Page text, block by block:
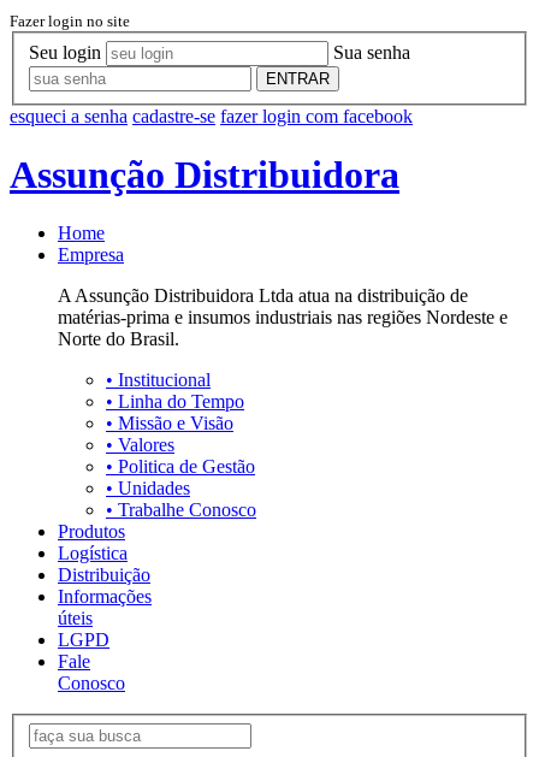
Fazer login no site
Seu login Sua senha
ENTRAR
esqueci a senha cadastre-se fazer login com facebook
Assunção Distribuidora
Home
Empresa
A Assunção Distribuidora Ltda atua na distribuição de
matérias-prima e insumos industriais nas regiões Nordeste e
Norte do Brasil.
• Institucional
• Linha do Tempo
• Missão e Visão
• Valores
• Politica de Gestão
• Unidades
• Trabalhe Conosco
Produtos
Logística
Distribuição
Informações
úteis
LGPD
Fale
Conosco